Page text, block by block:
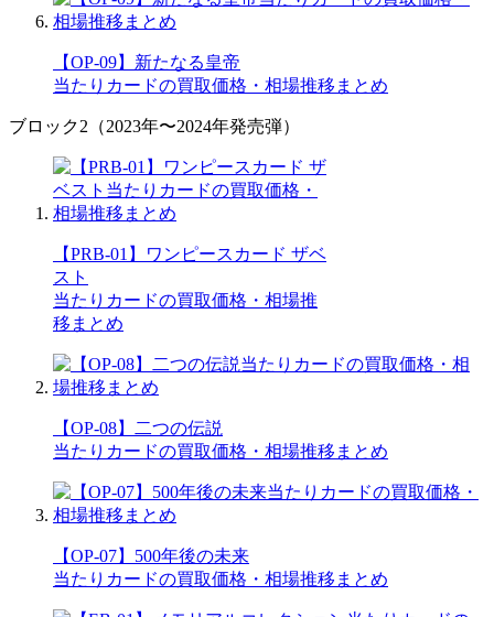
【OP-09】新たなる皇帝
当たりカードの買取価格・相場推移まとめ
ブロック2（2023年〜2024年発売弾）
【PRB-01】ワンピースカード ザベ
スト
当たりカードの買取価格・相場推
移まとめ
【OP-08】二つの伝説
当たりカードの買取価格・相場推移まとめ
【OP-07】500年後の未来
当たりカードの買取価格・相場推移まとめ